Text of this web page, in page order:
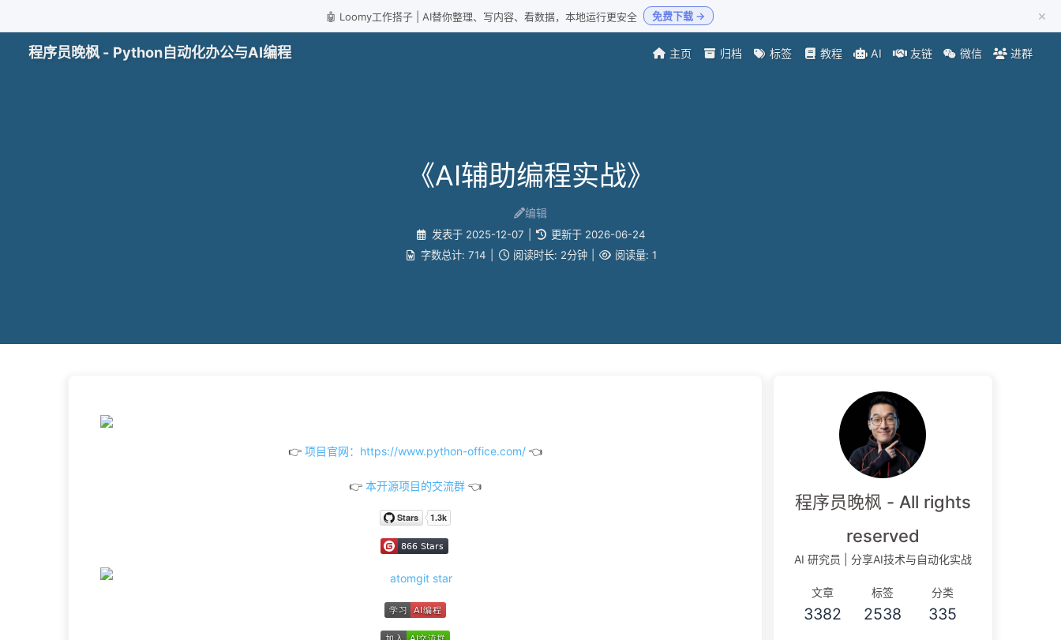
🤖 Loomy工作搭子 | AI替你整理、写内容、看数据，本地运行更安全 免费下载 → ×
程序员晚枫 - Python自动化办公与AI编程 主页 归档 标签 教程 AI 友链 微信 进群
《AI辅助编程实战》
编辑
发表于 2025-12-07 更新于 2026-06-24
字数总计: 714 阅读时长: 2分钟 阅读量: 1
👉 项目官网：https://www.python-office.com/👈
👉 本开源项目的交流群👈
程序员晚枫 - All rights
reserved
AI 研究员 | 分享AI技术与自动化实战
文章
3382
标签
2538
分类
335